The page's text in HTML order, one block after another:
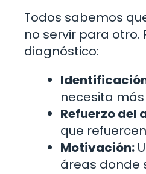
Todos sabemos
no servir para otro.
diagnóstico:
necesita
Refuerzo del
que
Motivación:
áreas donde